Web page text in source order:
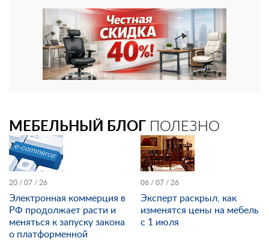
МЕБЕЛЬНЫЙ БЛОГ ПОЛЕЗНО
20 / 07 / 26
Электронная коммерция в
РФ продолжает расти и
меняться к запуску закона
о платформенной
06 / 07 / 26
Эксперт раскрыл, как
изменятся цены на мебель
с 1 июля